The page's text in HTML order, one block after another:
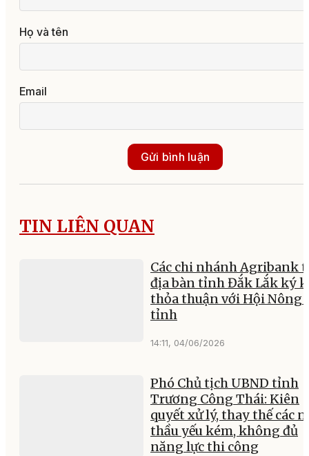
Họ và tên
Email
Gửi bình luận
TIN LIÊN QUAN
Các chi nhánh Agribank
địa bàn tỉnh Đắk Lắk ký
thỏa thuận với Hội Nông
tỉnh
14:11, 04/06/2026
Phó Chủ tịch UBND tỉnh
Trương Công Thái: Kiên
quyết xử lý, thay thế các
thầu yếu kém, không đủ
năng lực thi công